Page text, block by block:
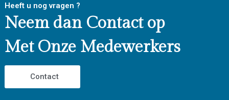
Heeft u nog vragen ?
Neem dan Contact op
Met Onze Medewerkers
Contact